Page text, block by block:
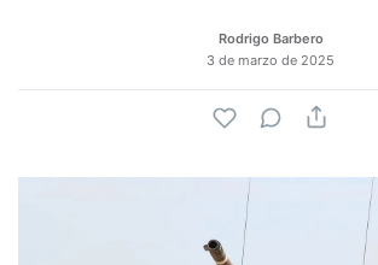
Rodrigo Barbero
3 de marzo de 2025